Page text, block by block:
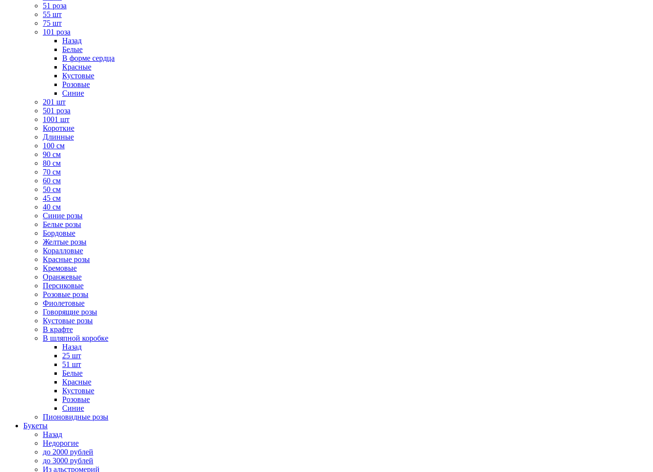
51 роза
55 шт
75 шт
101 роза
Назад
Белые
В форме сердца
Красные
Кустовые
Розовые
Синие
201 шт
501 роза
1001 шт
Короткие
Длинные
100 см
90 см
80 см
70 см
60 см
50 см
45 см
40 см
Cиние розы
Белые розы
Бордовые
Желтые розы
Коралловые
Красные розы
Кремовые
Оранжевые
Персиковые
Розовые розы
Фиолетовые
Говорящие розы
Кустовые розы
В крафте
В шляпной коробке
Назад
25 шт
51 шт
Белые
Красные
Кустовые
Розовые
Синие
Пионовидные розы
Букеты
Назад
Недорогие
до 2000 рублей
до 3000 рублей
Из альстромерий